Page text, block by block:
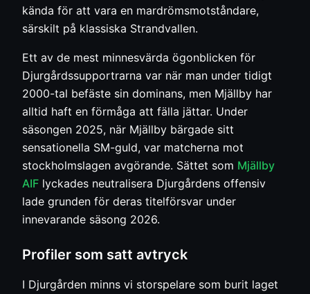
kända för att vara en mardrömsmotståndare,
särskilt på klassiska Strandvallen.
Ett av de mest minnesvärda ögonblicken för
Djurgårdssupportrarna var när man under tidigt
2000-tal befäste sin dominans, men Mjällby har
alltid haft en förmåga att fälla jättar. Under
säsongen 2025, när Mjällby bärgade sitt
sensationella SM-guld, var matcherna mot
stockholmslagen avgörande. Sättet som Mjällby
AIF lyckades neutralisera Djurgårdens offensiv
lade grunden för deras titelförsvar under
innevarande säsong 2026.
Profiler som satt avtryck
I Djurgården minns vi storspelare som burit laget